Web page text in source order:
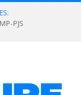
PJS